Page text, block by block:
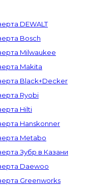
DEWALT
Bosch
Milwaukee
Makita
Black+Decker
Ryobi
Hilti
Hanskonner
Metabo
Зубр в Казани
Daewoo
Greenworks